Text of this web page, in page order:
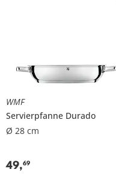
WMF
Servierpfanne Durado
Ø 28 cm
49,69